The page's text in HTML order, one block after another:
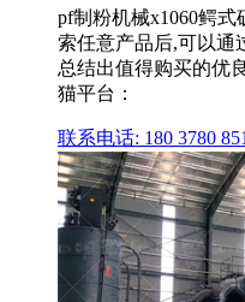
pf制粉机械x1060鳄
索任意产品后,可以通
总结出值得购买的优
猫平台：
联系电话: 180 3780